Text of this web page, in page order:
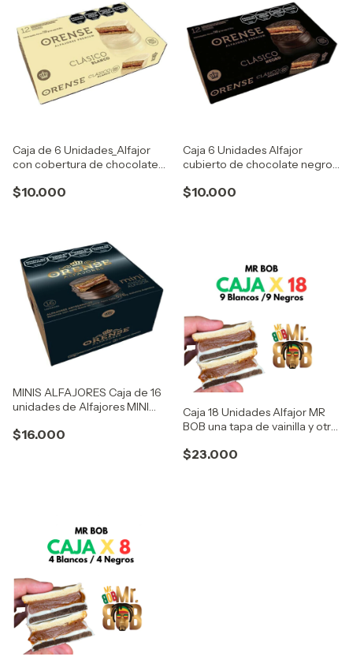
Caja de 6 Unidades_Alfajor
con cobertura de chocolate
leche
$10.000
Caja 6 Unidades Alfajor
cubierto de chocolate negro
$10.000
MINIS ALFAJORES Caja de 16
unidades de Alfajores MINI
semiamargo negro
$16.000
Caja 18 Unidades Alfajor MR
BOB una tapa de vainilla y otra
y relleno de mucho dulce de
$23.000